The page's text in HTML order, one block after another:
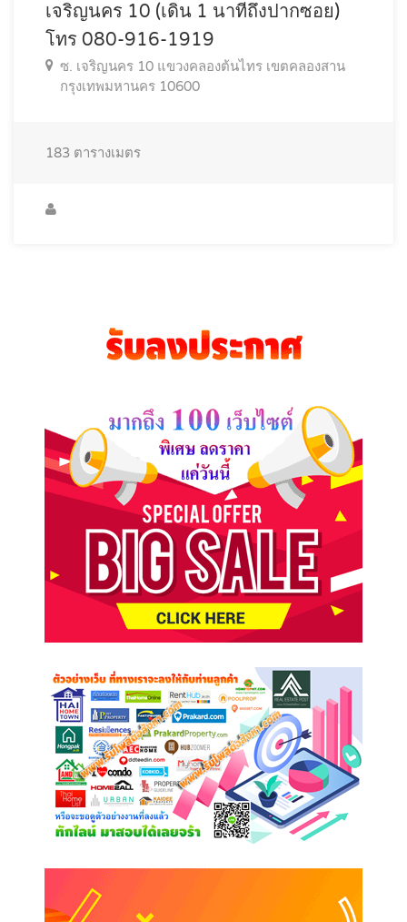
เจริญนคร 10 (เดิน 1 นาทีถึงปากซอย)
โทร 080-916-1919
ซ. เจริญนคร 10 แขวงคลองต้นไทร เขตคลองสาน
กรุงเทพมหานคร 10600
183 ตารางเมตร